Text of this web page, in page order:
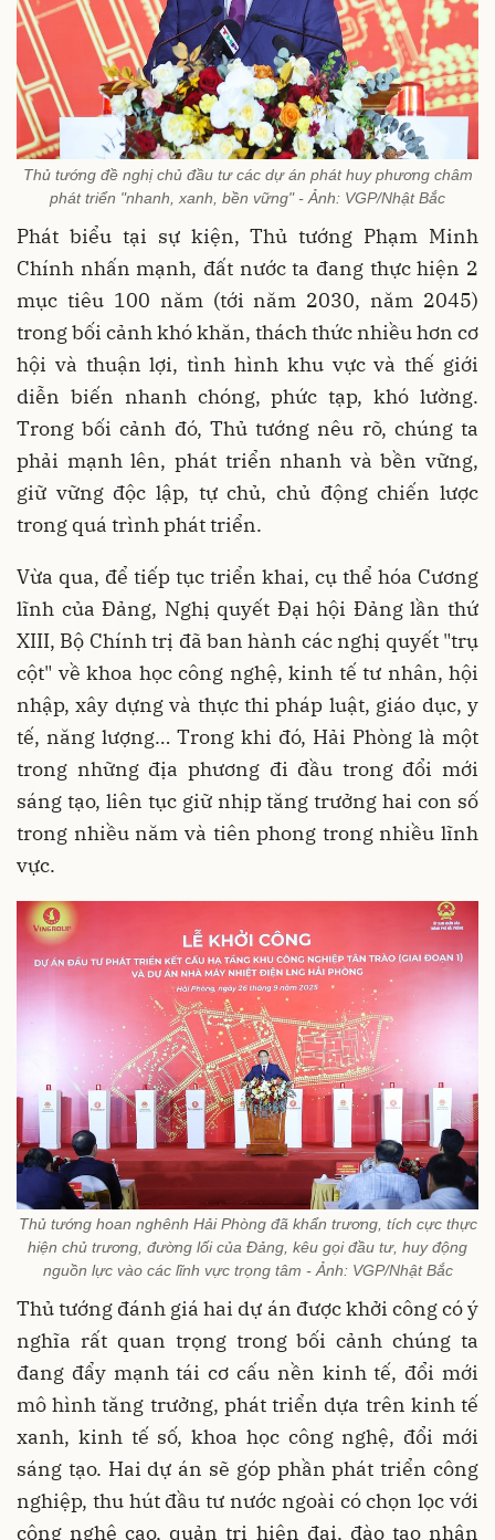
Thủ tướng đề nghị chủ đầu tư các dự án phát huy phương châm
phát triển "nhanh, xanh, bền vững" - Ảnh: VGP/Nhật Bắc
Phát biểu tại sự kiện, Thủ tướng Phạm Minh
Chính nhấn mạnh, đất nước ta đang thực hiện 2
mục tiêu 100 năm (tới năm 2030, năm 2045)
trong bối cảnh khó khăn, thách thức nhiều hơn cơ
hội và thuận lợi, tình hình khu vực và thế giới
diễn biến nhanh chóng, phức tạp, khó lường.
Trong bối cảnh đó, Thủ tướng nêu rõ, chúng ta
phải mạnh lên, phát triển nhanh và bền vững,
giữ vững độc lập, tự chủ, chủ động chiến lược
trong quá trình phát triển.
Vừa qua, để tiếp tục triển khai, cụ thể hóa Cương
lĩnh của Đảng, Nghị quyết Đại hội Đảng lần thứ
XIII, Bộ Chính trị đã ban hành các nghị quyết "trụ
cột" về khoa học công nghệ, kinh tế tư nhân, hội
nhập, xây dựng và thực thi pháp luật, giáo dục, y
tế, năng lượng… Trong khi đó, Hải Phòng là một
trong những địa phương đi đầu trong đổi mới
sáng tạo, liên tục giữ nhịp tăng trưởng hai con số
trong nhiều năm và tiên phong trong nhiều lĩnh
vực.
Thủ tướng hoan nghênh Hải Phòng đã khẩn trương, tích cực thực
hiện chủ trương, đường lối của Đảng, kêu gọi đầu tư, huy động
nguồn lực vào các lĩnh vực trọng tâm - Ảnh: VGP/Nhật Bắc
Thủ tướng đánh giá hai dự án được khởi công có ý
nghĩa rất quan trọng trong bối cảnh chúng ta
đang đẩy mạnh tái cơ cấu nền kinh tế, đổi mới
mô hình tăng trưởng, phát triển dựa trên kinh tế
xanh, kinh tế số, khoa học công nghệ, đổi mới
sáng tạo. Hai dự án sẽ góp phần phát triển công
nghiệp, thu hút đầu tư nước ngoài có chọn lọc với
công nghệ cao, quản trị hiện đại, đào tạo nhân